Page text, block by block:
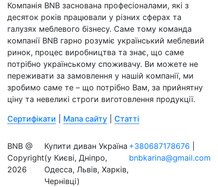
Компанія BNB заснована професіоналами, які з
десяток років працювали у різних сферах та
галузях меблевого бізнесу. Саме тому команда
компанії BNB гарно розуміє український меблевий
ринок, процес виробництва та знає, що саме
потрібно українському споживачу. Ви можете не
переживати за замовлення у нашій компанії, ми
зробимо саме те – що потрібно Вам, за прийнятну
ціну та невеликі строги виготовлення продукції.
Сертифікати
Мапа сайту Статті
BNB @
Copyright
2026
Купити диван Україна
(у Києві, Дніпро,
Одесса, Львів, Харків,
Чернівці)
+380687178676
bnbkarina@gmail.com